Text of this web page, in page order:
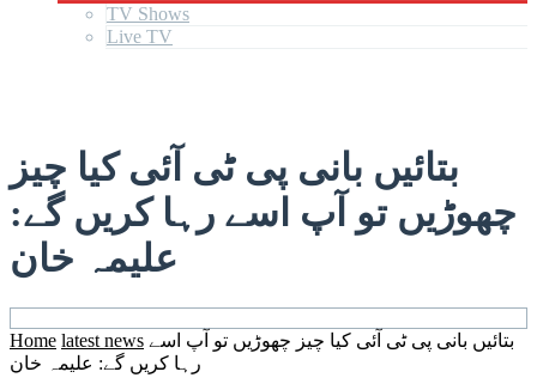
TV Shows
Live TV
بتائیں بانی پی ٹی آئی کیا چیز
چھوڑیں تو آپ اسے رہا کریں گے:
علیمہ خان
Home latest news بتائیں بانی پی ٹی آئی کیا چیز چھوڑیں تو آپ اسے
رہا کریں گے: علیمہ خان